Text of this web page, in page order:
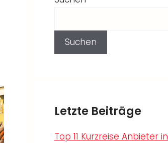
Suchen
Letzte Beiträge
Top 11 Kurzreise Anbieter in